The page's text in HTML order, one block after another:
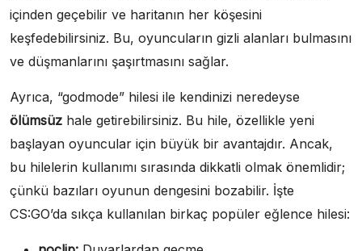
içinden geçebilir ve haritanın her köşesini
keşfedebilirsiniz. Bu, oyuncuların gizli alanları bulmasını
ve düşmanlarını şaşırtmasını sağlar.
Ayrıca, “godmode” hilesi ile kendinizi neredeyse
ölümsüz hale getirebilirsiniz. Bu hile, özellikle yeni
başlayan oyuncular için büyük bir avantajdır. Ancak,
bu hilelerin kullanımı sırasında dikkatli olmak önemlidir;
çünkü bazıları oyunun dengesini bozabilir. İşte
CS:GO’da sıkça kullanılan birkaç popüler eğlence hilesi: